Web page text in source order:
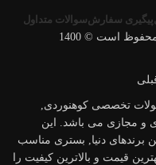
پیگیری سفارشسوالات متداول
است © 1400
تخصصی کوهنوردی,
و مجازی می باشد. این
برندهای دنیا, بستری مناسب
قیمت و بالاترین کیفیت را